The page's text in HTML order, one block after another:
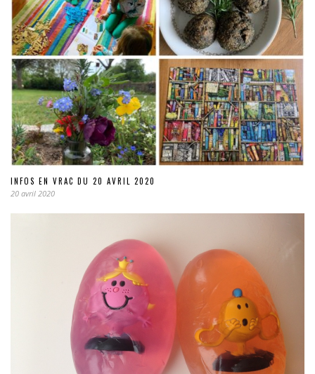
INFOS EN VRAC DU 20 AVRIL 2020
20 avril 2020